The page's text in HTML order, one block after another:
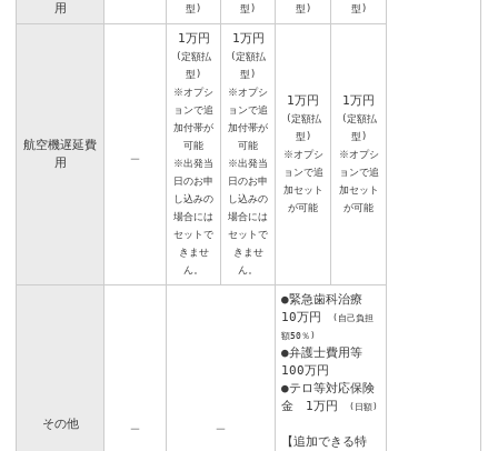
用
型)
型)
型)
型)
航空機遅延費
用
1万円
(定額払
型)
※オプシ
ョンで追
加付帯が
可能
※出発当
日のお申
し込みの
場合には
セットで
きませ
ん。
1万円
(定額払
型)
※オプシ
ョンで追
加付帯が
可能
※出発当
日のお申
し込みの
場合には
セットで
きませ
ん。
1万円
(定額払
型)
※オプシ
ョンで追
加セット
が可能
1万円
(定額払
型)
※オプシ
ョンで追
加セット
が可能
その他
●緊急歯科治療
10万円
(自己負担
額50％)
●弁護士費用等
100万円
●テロ等対応保険
金 1万円
(日額)
【追加できる特